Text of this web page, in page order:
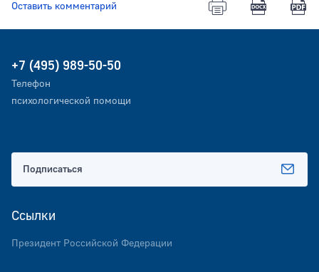
Оставить комментарий
+7 (495) 989-50-50
Телефон
психологической помощи
Ссылки
Президент Российской Федерации
Подписаться